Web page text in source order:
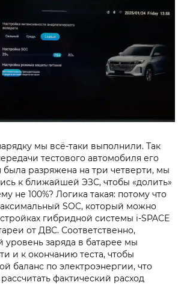
мы всё-таки выполнили. Так
тестового автомобиля его
была разряжена на три четверти, мы
к ближайшей ЭЗС, чтобы «долить»
не 100%? Логика такая: потому что
SOC, который можно
гибридной системы i‑SPACE
от ДВС. Соответственно,
уровень заряда в батарее мы
и к окончанию теста, чтобы
баланс по электроэнергии, что
фактический расход